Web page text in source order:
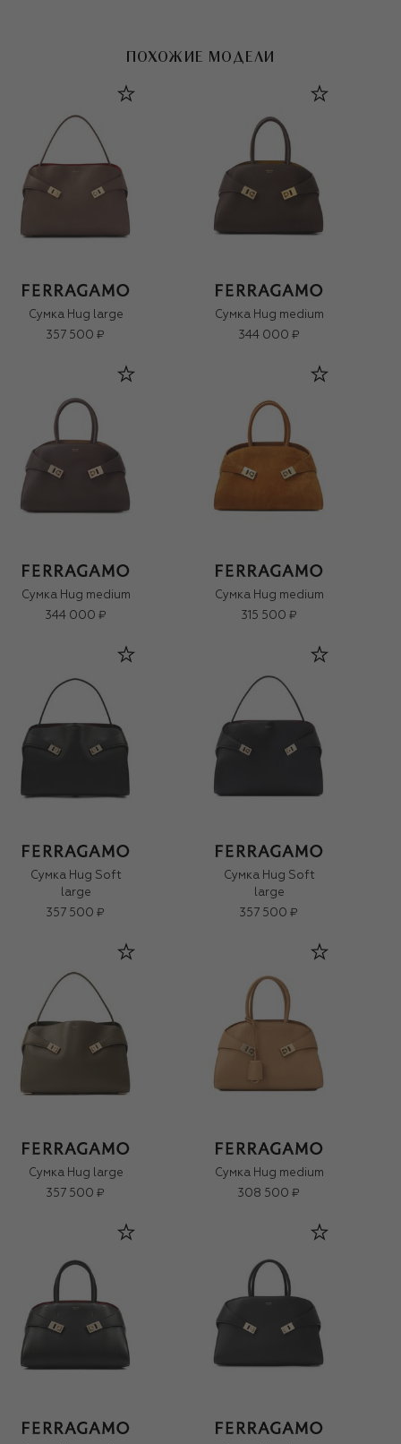
ПОХОЖИЕ МОДЕЛИ
Сумка Hug large
357 500 ₽
Сумка Hug medium
344 000 ₽
Сумка Hug medium
344 000 ₽
Сумка Hug medium
315 500 ₽
Сумка Hug Soft
large
357 500 ₽
Сумка Hug Soft
large
357 500 ₽
Сумка Hug large
357 500 ₽
Сумка Hug medium
308 500 ₽